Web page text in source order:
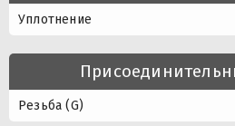
Уплотнение
Резьба (G)